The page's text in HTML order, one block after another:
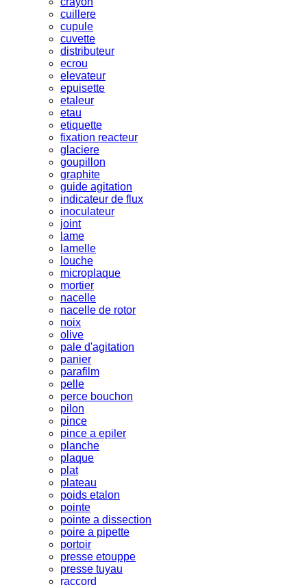
cuillere
cupule
cuvette
distributeur
ecrou
elevateur
epuisette
etaleur
etau
etiquette
fixation reacteur
glaciere
goupillon
graphite
guide agitation
indicateur de flux
inoculateur
joint
lame
lamelle
louche
microplaque
mortier
nacelle
nacelle de rotor
noix
olive
pale d'agitation
panier
parafilm
pelle
perce bouchon
pilon
pince
pince a epiler
planche
plaque
plat
plateau
poids etalon
pointe
pointe a dissection
poire a pipette
portoir
presse etouppe
presse tuyau
raccord